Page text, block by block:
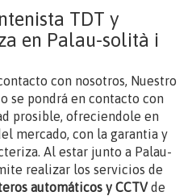
TDT y
en Palau-solità i
con nosotros, Nuestro
se pondrá en contacto con
prosible, ofreciendole en
mercado, con la garantia y
Al estar junto a Palau-
realizar los servicios de
automáticos y CCTVde